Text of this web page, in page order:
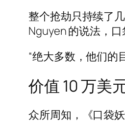
整个抢劫只持续了
Nguyen 的说法，口
“绝大多数，他们的
价值 10 万美
众所周知，《口袋